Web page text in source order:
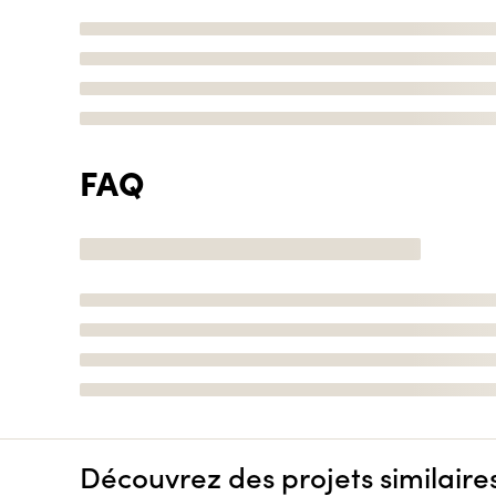
FAQ
Découvrez des projets